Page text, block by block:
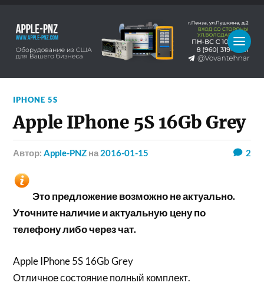
IPHONE 5S
Apple IPhone 5S 16Gb Grey
Автор:Apple-PNZ на 2016-01-15 2
Это предложение возможно не актуально.
Уточните наличие и актуальную цену по
телефону либо через чат.
Apple IPhone 5S 16Gb Grey
Отличное состояние полный комплект.